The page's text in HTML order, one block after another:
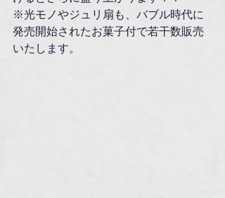
※光モノやジュリ扇も、バブル時代に
発売開始されたお菓子付で若干数販売
いたします。